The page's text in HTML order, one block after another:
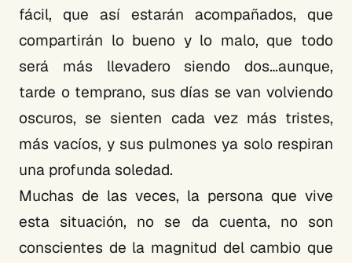
fácil, que así estarán acompañados, que
compartirán lo bueno y lo malo, que todo
será más llevadero siendo dos…aunque,
tarde o temprano, sus días se van volviendo
oscuros, se sienten cada vez más tristes,
más vacíos, y sus pulmones ya solo respiran
una profunda soledad.
Muchas de las veces, la persona que vive
esta situación, no se da cuenta, no son
conscientes de la magnitud del cambio que